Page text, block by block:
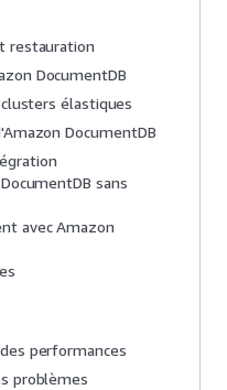
restauration
DocumentDB
élastiques
DocumentDB
sans
avec Amazon
performances
problèmes